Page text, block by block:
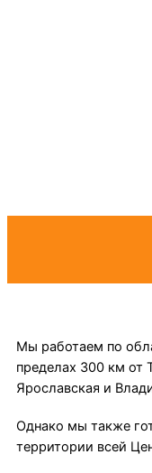
Мы работаем по
пределах 300 км от
Ярославская и
Однако мы также
территории всей